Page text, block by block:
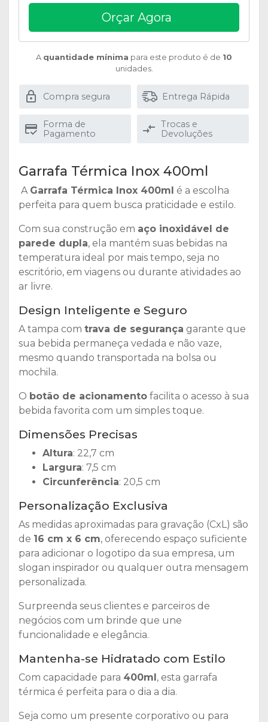
Orçar Agora
A quantidade mínima para este produto é de 10
unidades.
Compra segura Entrega Rápida
Forma de
Pagamento
Trocas e
Devoluções
Garrafa Térmica Inox 400ml
A Garrafa Térmica Inox 400ml é a escolha
perfeita para quem busca praticidade e estilo.
Com sua construção em aço inoxidável de
parede dupla, ela mantém suas bebidas na
temperatura ideal por mais tempo, seja no
escritório, em viagens ou durante atividades ao
ar livre.
Design Inteligente e Seguro
A tampa com trava de segurança garante que
sua bebida permaneça vedada e não vaze,
mesmo quando transportada na bolsa ou
mochila.
O botão de acionamento facilita o acesso à sua
bebida favorita com um simples toque.
Dimensões Precisas
Altura: 22,7 cm
Largura: 7,5 cm
Circunferência: 20,5 cm
Personalização Exclusiva
As medidas aproximadas para gravação (CxL) são
de 16 cm x 6 cm, oferecendo espaço suficiente
para adicionar o logotipo da sua empresa, um
slogan inspirador ou qualquer outra mensagem
personalizada.
Surpreenda seus clientes e parceiros de
negócios com um brinde que une
funcionalidade e elegância.
Mantenha-se Hidratado com Estilo
Com capacidade para 400ml, esta garrafa
térmica é perfeita para o dia a dia.
Seja como um presente corporativo ou para